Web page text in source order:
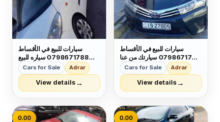
سيارات للبيع في الأقساط
0798671788 سياره للبيع
بدفعه أولى ميسرا واقساط
شهريه بحق الموصلات
لالستفسار 0798671788
Cars for Sale Adrar
View details →
سيارات للبيع في الأقساط
0798671788 سيارتك من عنا
وبدفعه مريحه وبالاقساط يتوفر
لدينا جميع انواع السيارات و
مختلف الموديلات لالستفسار
0798671788
Cars for Sale Adrar
View details →
0.00 0.00